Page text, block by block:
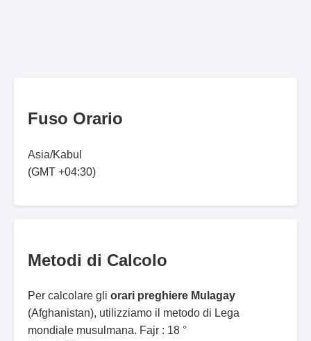
Fuso Orario
Asia/Kabul
(GMT +04:30)
Metodi di Calcolo
Per calcolare gli orari preghiere Mulagay
(Afghanistan), utilizziamo il metodo di Lega
mondiale musulmana. Fajr : 18 °